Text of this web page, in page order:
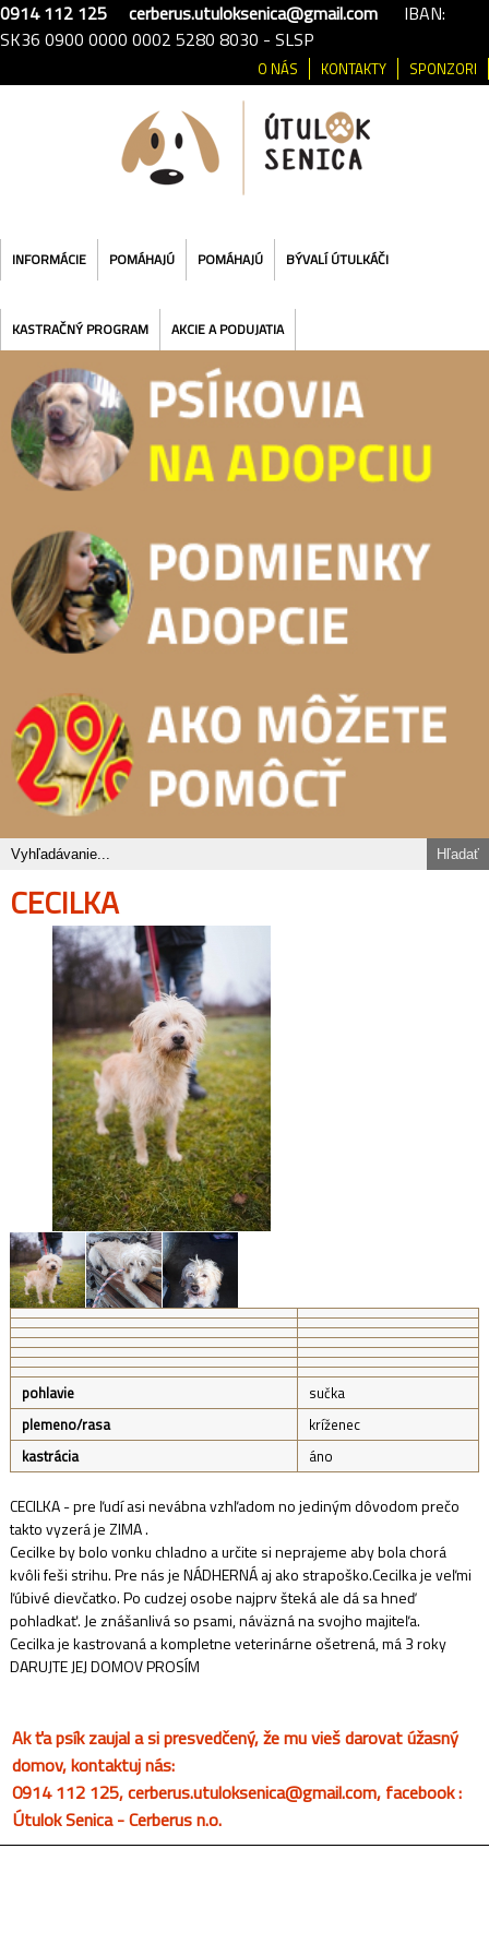
0914 112 125 cerberus.utuloksenica@gmail.com IBAN:
SK36 0900 0000 0002 5280 8030 - SLSP
SPONZORI
KONTAKTY
O NÁS
INFORMÁCIE POMÁHAJÚ POMÁHAJÚ BÝVALÍ ÚTULKÁČI
KASTRAČNÝ PROGRAM AKCIE A PODUJATIA
CECILKA
pohlavie
sučka
plemeno/rasa
kríženec
kastrácia
áno
CECILKA - pre ľudí asi nevábna vzhľadom no jediným dôvodom prečo
takto vyzerá je ZIMA .
Cecilke by bolo vonku chladno a určite si neprajeme aby bola chorá
kvôli feši strihu. Pre nás je NÁDHERNÁ aj ako strapoško.Cecilka je veľmi
ľúbivé dievčatko. Po cudzej osobe najprv šteká ale dá sa hneď
pohladkať. Je znášanlivá so psami, náväzná na svojho majiteľa.
Cecilka je kastrovaná a kompletne veterinárne ošetrená, má 3 roky
DARUJTE JEJ DOMOV PROSÍM
Ak ťa psík zaujal a si presvedčený, že mu vieš darovat úžasný
domov, kontaktuj nás:
0914 112 125, cerberus.utuloksenica@gmail.com, facebook :
Útulok Senica - Cerberus n.o.